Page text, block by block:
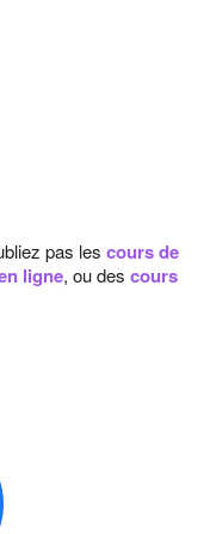
pas les cours de
ligne, ou des cours